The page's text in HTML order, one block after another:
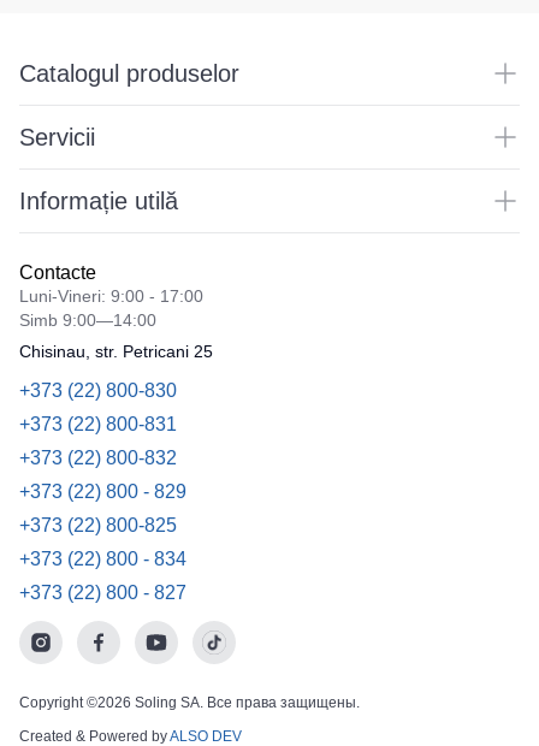
Catalogul produselor
Servicii
Informație utilă
Contacte
Luni-Vineri: 9:00 - 17:00
Simb 9:00—14:00
Chisinau, str. Petricani 25
+373 (22) 800-830
+373 (22) 800-831
+373 (22) 800-832
+373 (22) 800 - 829
+373 (22) 800-825
+373 (22) 800 - 834
+373 (22) 800 - 827
Copyright ©2026 Soling SA. Все права защищены.
Created & Powered byALSO DEV